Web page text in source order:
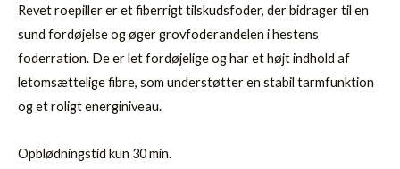
Revet roepiller er et fiberrigt tilskudsfoder, der bidrager til en
sund fordøjelse og øger grovfoderandelen i hestens
foderration. De er let fordøjelige og har et højt indhold af
letomsættelige fibre, som understøtter en stabil tarmfunktion
og et roligt energiniveau.
Opblødningstid kun 30 min.